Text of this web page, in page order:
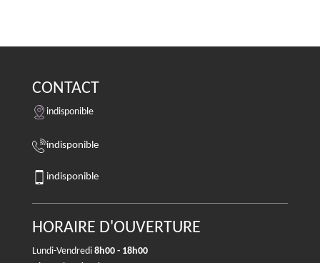
CONTACT
indisponible
indisponible
indisponible
HORAIRE D'OUVERTURE
Lundi-Vendredi 8h00 - 18h00